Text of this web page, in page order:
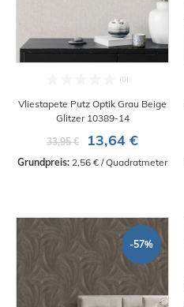
Vliestapete Putz Optik Grau Beige
Glitzer 10389-14
33,95 €
13,64 €
Grundpreis: 2,56 € / Quadratmeter
-57%